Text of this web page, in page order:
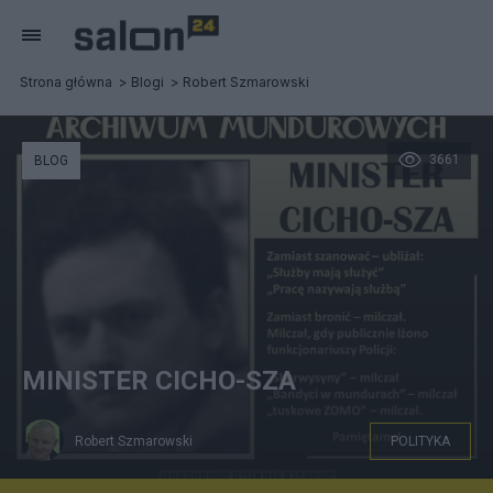
Strona główna Blogi Robert Szmarowski
3661
BLOG
MINISTER CICHO-SZA
Robert Szmarowski POLITYKA